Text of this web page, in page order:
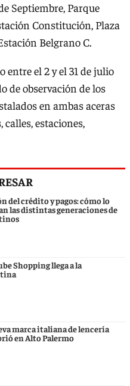
Septiembre, Parque
Constitución, Plaza
Belgrano C.
entre el 2 y el 31 de julio
de observación de los
en ambas aceras
estaciones,
del crédito y pagos: cómo lo
las distintas generaciones de
Shopping llega a la
marca italiana de lencería
en Alto Palermo